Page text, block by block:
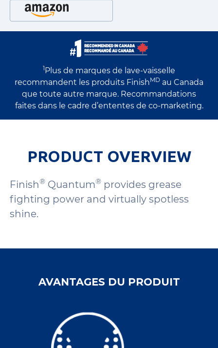
1Plus de marques de lave-vaisselle
recommandent les produits FinishMD au Canada
que toute autre marque. Recommandations
faites dans le cadre d’ententes de co-marketing.
PRODUCT OVERVIEW
Finish® Quantum® provides grease
fighting power and virtually spotless
shine.
AVANTAGES DU PRODUIT